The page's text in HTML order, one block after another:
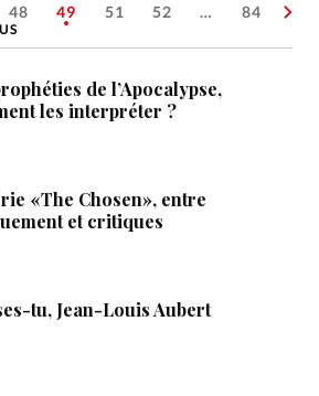
48 49 51 52 … 84
de l’Apocalypse,
les interpréter ?
«The Chosen», entre
et critiques
tu, Jean-Louis Aubert